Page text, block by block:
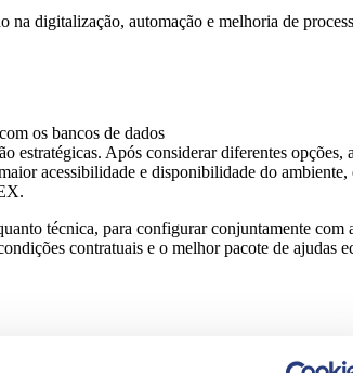
digitalização, automação e melhoria de
os bancos de dados
estratégicas. Após considerar diferentes
acessibilidade e disponibilidade do ambiente,
técnica, para configurar conjuntamente com
contratuais e o melhor pacote de ajudas